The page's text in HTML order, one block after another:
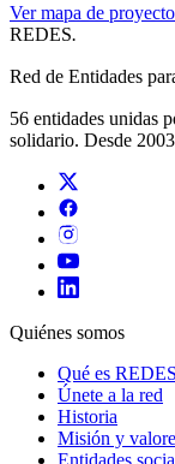
Ver mapa de
REDES.
Red de Entidades
56 entidades unidas
solidario. Desde
Quiénes somos
Qué es REDES
Únete a la red
Historia
Misión y